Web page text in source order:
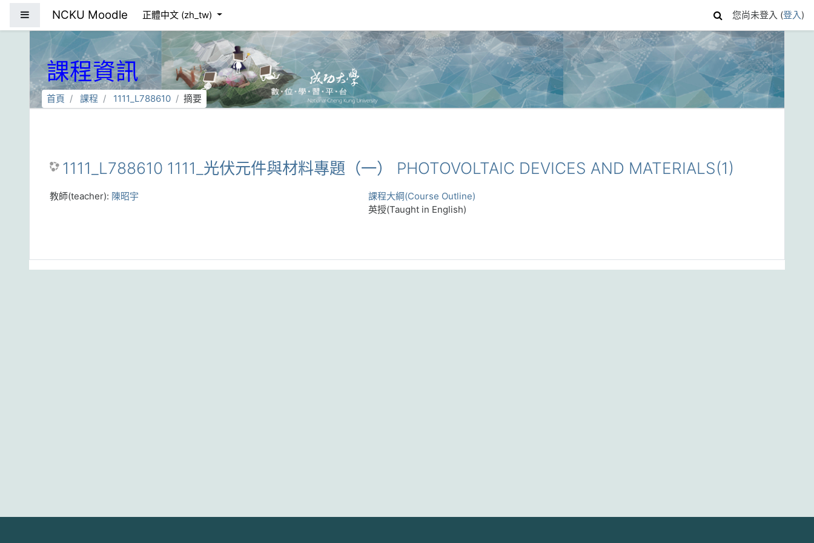
NCKU Moodle 正體中文 ‎(zh_tw)‎ 您尚未登入 (登入)
課程資訊
首頁 課程 1111_L788610 摘要
1111_L788610 1111_光伏元件與材料專題（一） PHOTOVOLTAIC DEVICES AND MATERIALS(1)
課程大綱(Course Outline)
英授(Taught in English)
教師(teacher): 陳昭宇